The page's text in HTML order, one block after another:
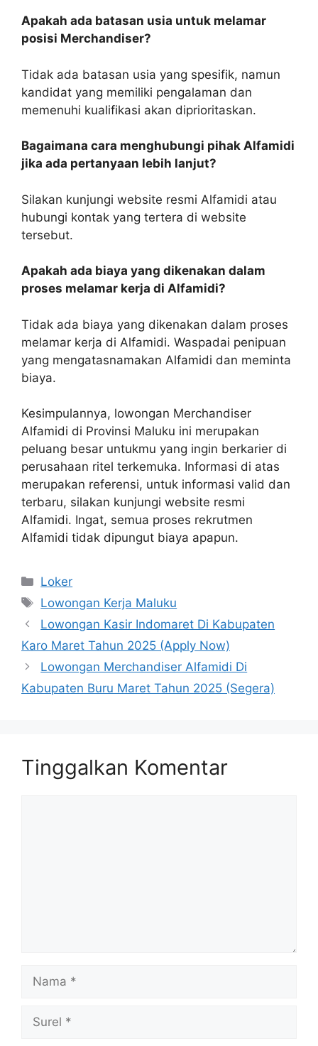
Apakah ada batasan usia untuk melamar
posisi Merchandiser?
Tidak ada batasan usia yang spesifik, namun
kandidat yang memiliki pengalaman dan
memenuhi kualifikasi akan diprioritaskan.
Bagaimana cara menghubungi pihak Alfamidi
jika ada pertanyaan lebih lanjut?
Silakan kunjungi website resmi Alfamidi atau
hubungi kontak yang tertera di website
tersebut.
Apakah ada biaya yang dikenakan dalam
proses melamar kerja di Alfamidi?
Tidak ada biaya yang dikenakan dalam proses
melamar kerja di Alfamidi. Waspadai penipuan
yang mengatasnamakan Alfamidi dan meminta
biaya.
Kesimpulannya, lowongan Merchandiser
Alfamidi di Provinsi Maluku ini merupakan
peluang besar untukmu yang ingin berkarier di
perusahaan ritel terkemuka. Informasi di atas
merupakan referensi, untuk informasi valid dan
terbaru, silakan kunjungi website resmi
Alfamidi. Ingat, semua proses rekrutmen
Alfamidi tidak dipungut biaya apapun.
Kategori
Loker
Tag
Lowongan Kerja Maluku
Lowongan Kasir Indomaret Di Kabupaten
Karo Maret Tahun 2025 (Apply Now)
Lowongan Merchandiser Alfamidi Di
Kabupaten Buru Maret Tahun 2025 (Segera)
Tinggalkan Komentar
Nama
Surel